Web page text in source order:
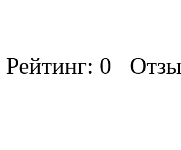
Рейтинг: 0